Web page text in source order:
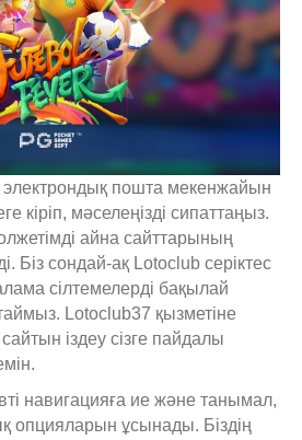
электрондық пошта мекенжайын
кіріп, мәселеңізді сипаттаңыз.
айна сайттарының
Біз сондай-ақ Lotoclub серіктес
сілтемелерді бақылай
Lotoclub37 қызметіне
іздеу сізге пайдалы
навигацияға ие және танымал,
опцияларын ұсынады. Біздің